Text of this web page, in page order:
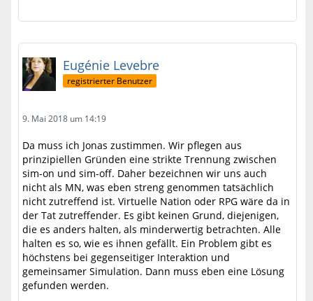
Eugénie Levebre
registrierter Benutzer
9. Mai 2018 um 14:19
Da muss ich Jonas zustimmen. Wir pflegen aus
prinzipiellen Gründen eine strikte Trennung zwischen
sim-on und sim-off. Daher bezeichnen wir uns auch
nicht als MN, was eben streng genommen tatsächlich
nicht zutreffend ist. Virtuelle Nation oder RPG wäre da in
der Tat zutreffender. Es gibt keinen Grund, diejenigen,
die es anders halten, als minderwertig betrachten. Alle
halten es so, wie es ihnen gefällt. Ein Problem gibt es
höchstens bei gegenseitiger Interaktion und
gemeinsamer Simulation. Dann muss eben eine Lösung
gefunden werden.